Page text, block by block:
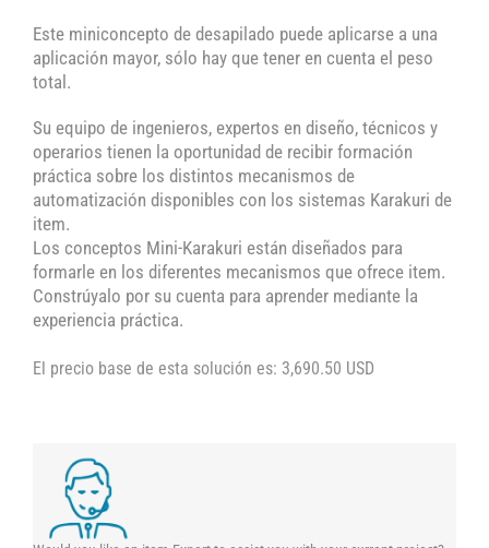
Este miniconcepto de desapilado puede aplicarse a una
aplicación mayor, sólo hay que tener en cuenta el peso
total.
Su equipo de ingenieros, expertos en diseño, técnicos y
operarios tienen la oportunidad de recibir formación
práctica sobre los distintos mecanismos de
automatización disponibles con los sistemas Karakuri de
item.
Los conceptos Mini-Karakuri están diseñados para
formarle en los diferentes mecanismos que ofrece item.
Constrúyalo por su cuenta para aprender mediante la
experiencia práctica.
El precio base de esta solución es: 3,690.50 USD